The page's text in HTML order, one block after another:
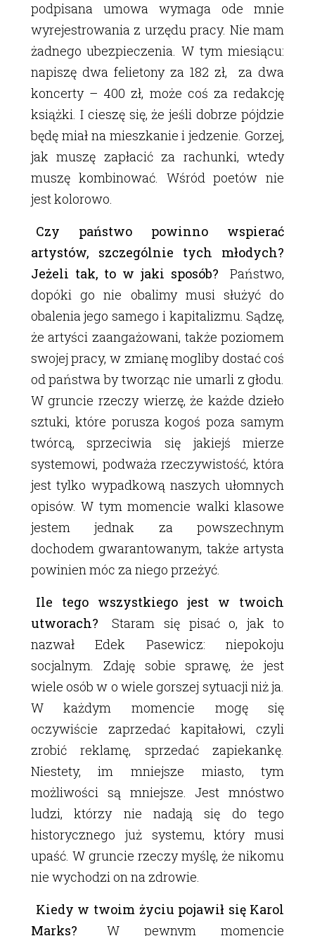
podpisana umowa wymaga ode mnie
wyrejestrowania z urzędu pracy. Nie mam
żadnego ubezpieczenia. W tym miesiącu:
napiszę dwa felietony za 182 zł, za dwa
koncerty – 400 zł, może coś za redakcję
książki. I cieszę się, że jeśli dobrze pójdzie
będę miał na mieszkanie i jedzenie. Gorzej,
jak muszę zapłacić za rachunki, wtedy
muszę kombinować. Wśród poetów nie
jest kolorowo.
Czy państwo powinno wspierać
artystów, szczególnie tych młodych?
Jeżeli tak, to w jaki sposób?
Państwo,
dopóki go nie obalimy musi służyć do
obalenia jego samego i kapitalizmu. Sądzę,
że artyści zaangażowani, także poziomem
swojej pracy, w zmianę mogliby dostać coś
od państwa by tworząc nie umarli z głodu.
W gruncie rzeczy wierzę, że każde dzieło
sztuki, które porusza kogoś poza samym
twórcą, sprzeciwia się jakiejś mierze
systemowi, podważa rzeczywistość, która
jest tylko wypadkową naszych ułomnych
opisów. W tym momencie walki klasowe
jestem jednak za powszechnym
dochodem gwarantowanym, także artysta
powinien móc za niego przeżyć.
Ile tego wszystkiego jest w twoich
utworach?
Staram się pisać o, jak to
nazwał Edek Pasewicz: niepokoju
socjalnym. Zdaję sobie sprawę, że jest
wiele osób w o wiele gorszej sytuacji niż ja.
W każdym momencie mogę się
oczywiście zaprzedać kapitałowi, czyli
zrobić reklamę, sprzedać zapiekankę.
Niestety, im mniejsze miasto, tym
możliwości są mniejsze. Jest mnóstwo
ludzi, którzy nie nadają się do tego
historycznego już systemu, który musi
upaść. W gruncie rzeczy myślę, że nikomu
nie wychodzi on na zdrowie.
Kiedy w twoim życiu pojawił się Karol
Marks?
W pewnym momencie